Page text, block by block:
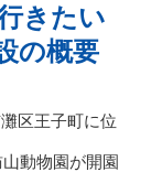
きたい
の概要
区王子町に位
動物園が開園